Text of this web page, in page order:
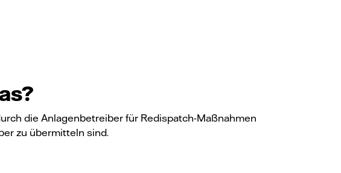
die Anlagenbetreiber für Redispatch-Maßnahmen
zu übermitteln sind.